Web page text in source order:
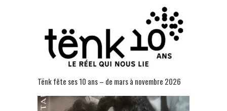
Tënk fête ses 10 ans – de mars à novembre 2026